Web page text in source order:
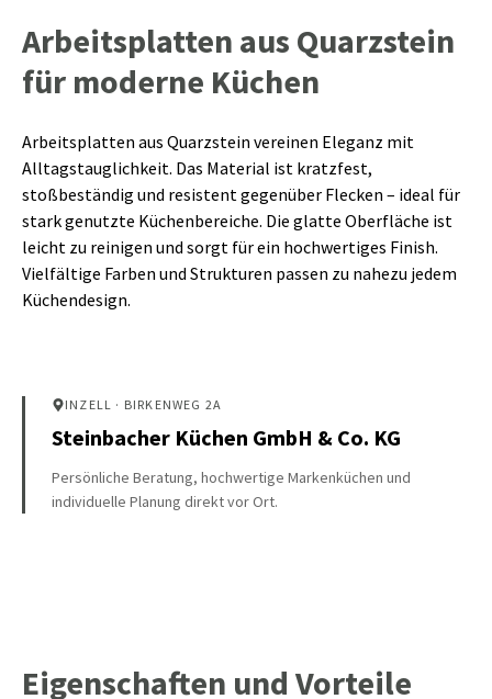
Arbeitsplatten aus Quarzstein
für moderne Küchen
Arbeitsplatten aus Quarzstein vereinen Eleganz mit
Alltagstauglichkeit. Das Material ist kratzfest,
stoßbeständig und resistent gegenüber Flecken – ideal für
stark genutzte Küchenbereiche. Die glatte Oberfläche ist
leicht zu reinigen und sorgt für ein hochwertiges Finish.
Vielfältige Farben und Strukturen passen zu nahezu jedem
Küchendesign.
INZELL · BIRKENWEG 2A
Steinbacher Küchen GmbH & Co. KG
Persönliche Beratung, hochwertige Markenküchen und
individuelle Planung direkt vor Ort.
Eigenschaften und Vorteile